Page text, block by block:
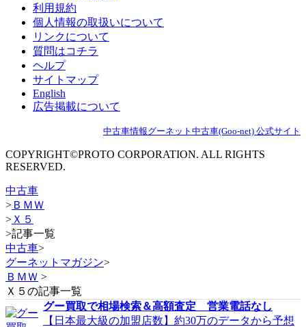
利用規約
個人情報の取扱いについて
リンクについて
質問はコチラ
ヘルプ
サイトマップ
English
広告掲載について
中古車情報グーネット中古車(Goo-net) 公式サイト
COPYRIGHT©PROTO CORPORATION. ALL RIGHTS
RESERVED.
中古車
> ＢＭＷ
> Ｘ５
>記事一覧
中古車>
グーネットマガジン>
ＢＭＷ >
Ｘ５の記事一覧
グー買取で相場検索＆高額査定 営業電話なし
【日本最大級の加盟店数】約30万のデータから予想